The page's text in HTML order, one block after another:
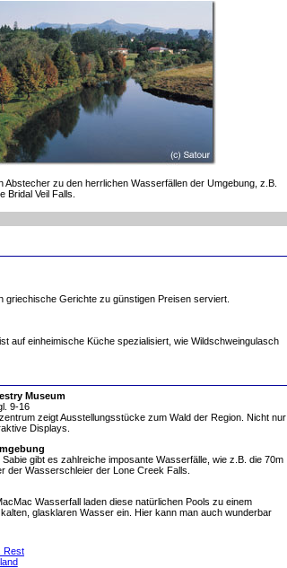
Abstecher zu den herrlichen Wasserfällen der Umgebung, z.B.
Bridal Veil Falls.
griechische Gerichte zu günstigen Preisen serviert.
auf einheimische Küche spezialisiert, wie Wildschweingulasch
Museum
9-16
zeigt Ausstellungsstücke zum Wald der Region. Nicht nur
Displays.
Sabie gibt es zahlreiche imposante Wasserfälle, wie z.B. die 70m
der Wasserschleier der Lone Creek Falls.
Wasserfall laden diese natürlichen Pools zu einem
glasklaren Wasser ein. Hier kann man auch wunderbar
Rest